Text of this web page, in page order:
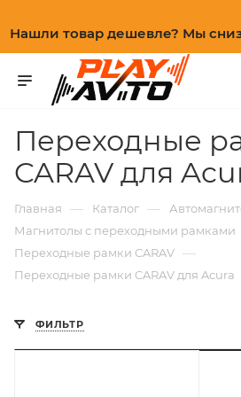
Нашли товар дешевле? Мы
Переходные
CARAV для
Главная — Каталог —
Магнитолы с переходными рамками
Переходные рамки CARAV —
Переходные рамки CARAV для Acura
ФИЛЬТР